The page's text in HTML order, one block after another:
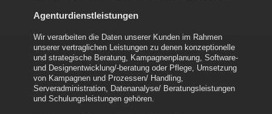
Agenturdienstleistungen
Wir verarbeiten die Daten unserer Kunden im Rahmen
unserer vertraglichen Leistungen zu denen konzeptionelle
und strategische Beratung, Kampagnenplanung, Software-
und Designentwicklung/-beratung oder Pflege, Umsetzung
von Kampagnen und Prozessen/ Handling,
Serveradministration, Datenanalyse/ Beratungsleistungen
und Schulungsleistungen gehören.